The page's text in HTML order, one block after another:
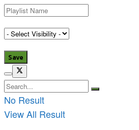
No Result
View All Result